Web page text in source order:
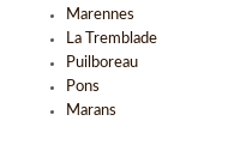
Marennes
La Tremblade
Puilboreau
Pons
Marans